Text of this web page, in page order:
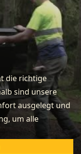
die richtige
sind unsere
ausgelegt und
um alle